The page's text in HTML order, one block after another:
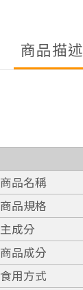
商品描述
商品名稱
商品規格
主成分
商品成分
食用方式